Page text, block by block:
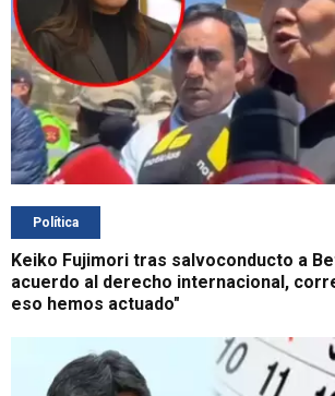
Política
Keiko Fujimori tras salvoconducto a
acuerdo al derecho internacional,
eso hemos actuado"